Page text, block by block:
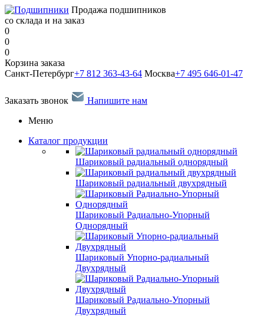
Продажа подшипников
со склада и на заказ
0
0
0
Корзина заказа
Санкт-Петербург+7 812 363-43-64 Москва+7 495 646-01-47
Заказать звонок
Напишите нам
Меню
Каталог продукции
Шариковый радиальный однорядный
Шариковый радиальный двухрядный
Шариковый Радиально-Упорный
Однорядный
Шариковый Упорно-радиальный
Двухрядный
Шариковый Радиально-Упорный
Двухрядный